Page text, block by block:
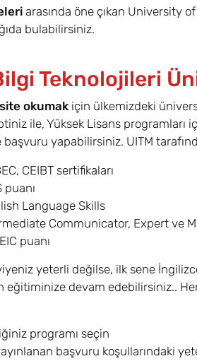
arasında öne çıkan University
bulabilirsiniz.
Teknolojileri
okumak için ülkemizdeki
ile, Yüksek Lisans
başvuru yapabilirsiniz. UITM
CEIBT sertifikaları
puanı
Language Skills
Communicator, Expert ve
puanı
yeterli değilse, ilk sene
eğitiminize devam edebilirsiniz..
programı seçin
başvuru koşullarındaki